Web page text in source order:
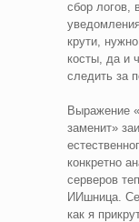
сбор логов,
крути,
косты, да и
следить за
Выражение
заменит»
конкретно
серверов
ИИшница.
как я